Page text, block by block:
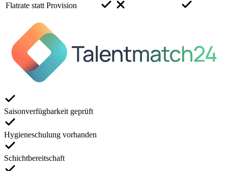
Flatrate statt Provision
Saisonverfügbarkeit geprüft
Hygieneschulung vorhanden
Schichtbereitschaft